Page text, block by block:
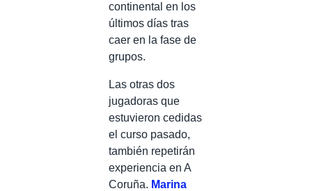
continental en los
últimos días tras
caer en la fase de
grupos.
Las otras dos
jugadoras que
estuvieron cedidas
el curso pasado,
también repetirán
experiencia en A
Coruña. Marina